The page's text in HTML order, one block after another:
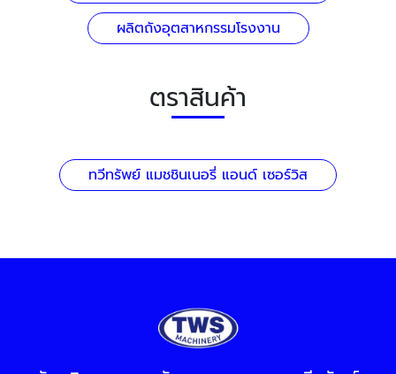
ผลิตถังอุตสาหกรรมโรงงาน
ตราสินค้า
ทวีทรัพย์ แมชชินเนอรี่ แอนด์ เซอร์วิส